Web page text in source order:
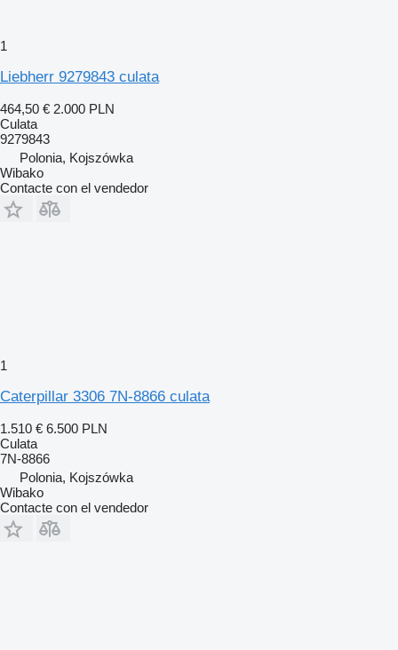
1
Liebherr 9279843 culata
464,50 € 2.000 PLN
Culata
9279843
Polonia, Kojszówka
Wibako
Contacte con el vendedor
1
Caterpillar 3306 7N-8866 culata
1.510 € 6.500 PLN
Culata
7N-8866
Polonia, Kojszówka
Wibako
Contacte con el vendedor